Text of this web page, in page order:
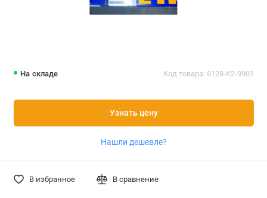
На складе Код товара: 6128-K2-9901
Узнать цену
Нашли дешевле?
В избранное В сравнение